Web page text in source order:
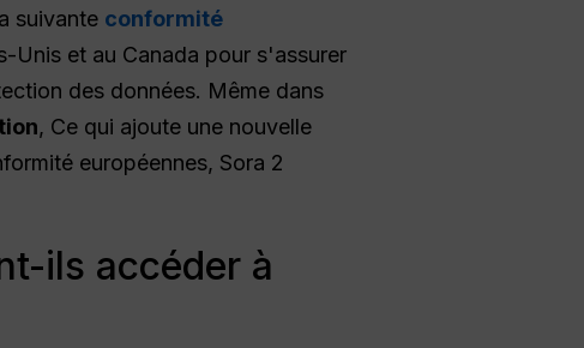
suivante conformité
Unis et au Canada pour s'assurer
des données. Même dans
, Ce qui ajoute une nouvelle
européennes, Sora 2
ils accéder à